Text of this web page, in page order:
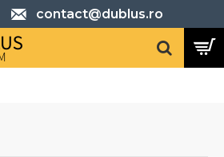
contact@dublus.ro